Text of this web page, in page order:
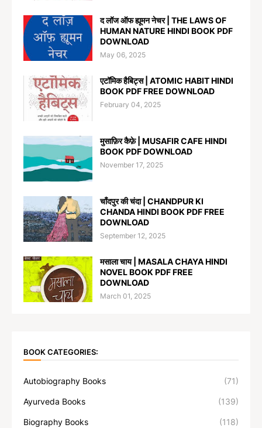
द लॉज ऑफ ह्यूमन नेचर | THE LAWS OF
HUMAN NATURE HINDI BOOK PDF
DOWNLOAD
May 06, 2025
एटॉमिक हैबिट्स | ATOMIC HABIT HINDI
BOOK PDF FREE DOWNLOAD
February 04, 2025
मुसाफ़िर कैफ़े | MUSAFIR CAFE HINDI
BOOK PDF DOWNLOAD
November 17, 2025
चाँदपुर की चंदा | CHANDPUR KI
CHANDA HINDI BOOK PDF FREE
DOWNLOAD
September 12, 2025
मसाला चाय | MASALA CHAYA HINDI
NOVEL BOOK PDF FREE
DOWNLOAD
March 01, 2025
BOOK CATEGORIES:
Autobiography Books (71)
Ayurveda Books (139)
Biography Books (118)